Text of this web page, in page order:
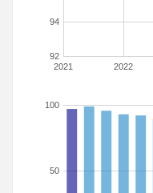
2021 2022
92
94
50
100